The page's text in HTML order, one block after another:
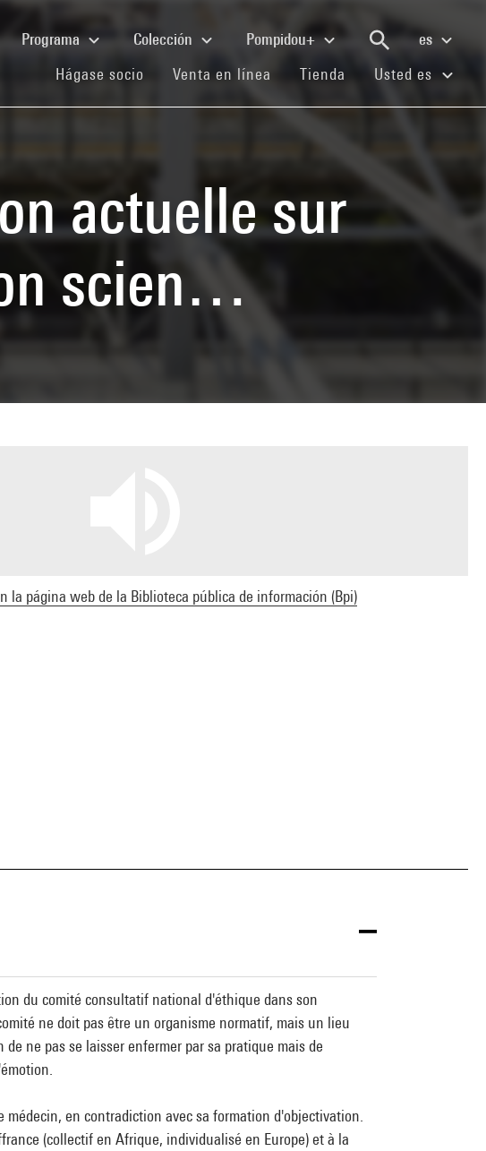
Programa Colección Pompidou+
es
Hágase socio (current)
Venta en línea (current)
Tienda (current)
Usted es
actuelle sur
scien…
la página web de la Biblioteca pública de información (Bpi)
du comité consultatif national d'éthique dans son
ne doit pas être un organisme normatif, mais un lieu
ne pas se laisser enfermer par sa pratique mais de
en contradiction avec sa formation d'objectivation.
(collectif en Afrique, individualisé en Europe) et à la